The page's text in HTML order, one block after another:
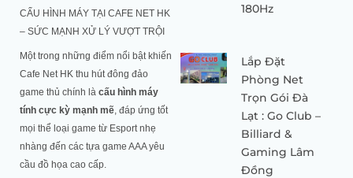
CẤU HÌNH MÁY TẠI CAFE NET HK
– SỨC MẠNH XỬ LÝ VƯỢT TRỘI
Một trong những điểm nổi bật khiến
Cafe Net HK thu hút đông đảo
game thủ chính là cấu hình máy
tính cực kỳ mạnh mẽ, đáp ứng tốt
mọi thể loại game từ Esport nhẹ
nhàng đến các tựa game AAA yêu
cầu đồ họa cao cấp.
180Hz
Lắp Đặt
Phòng Net
Trọn Gói Đà
Lạt : Go Club –
Billiard &
Gaming Lâm
Đồng